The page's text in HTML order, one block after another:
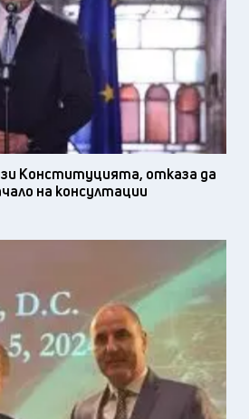
Конституцията, отказа да
на консултации